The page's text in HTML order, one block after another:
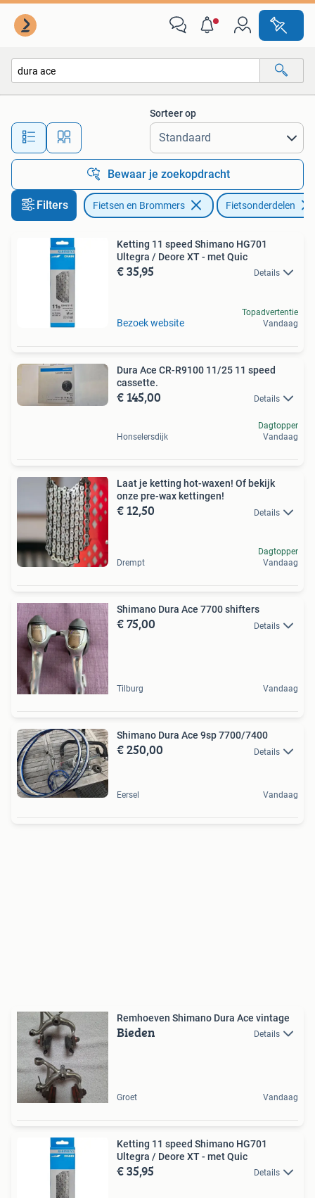
Alle afstanden…
Sorteer op
Bewaar je zoekopdracht
Filters Fietsen en Brommers Fietsonderdelen
Ketting 11 speed Shimano HG701
Ultegra / Deore XT - met Quic
€ 35,95 Details
Bezoek website
Topadvertentie
Vandaag
Dura Ace CR-R9100 11/25 11 speed
cassette.
€ 145,00 Details
Honselersdijk
Dagtopper
Vandaag
Laat je ketting hot-waxen! Of bekijk
onze pre-wax kettingen!
€ 12,50 Details
Drempt
Dagtopper
Vandaag
Shimano Dura Ace 7700 shifters
€ 75,00 Details
Tilburg Vandaag
Shimano Dura Ace 9sp 7700/7400
€ 250,00 Details
Eersel Vandaag
Remhoeven Shimano Dura Ace vintage
Bieden Details
Groet Vandaag
Ketting 11 speed Shimano HG701
Ultegra / Deore XT - met Quic
€ 35,95 Details